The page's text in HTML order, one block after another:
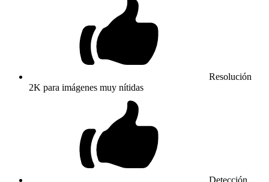
Resolución
2K para imágenes muy nítidas
Detección